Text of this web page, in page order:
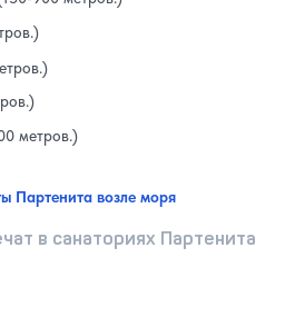
метров.)
Партенита возле моря
в санаториях Партенита